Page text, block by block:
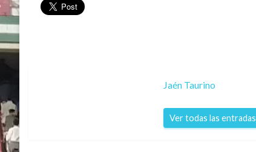
Jaén Taurino
Ver todas las entradas